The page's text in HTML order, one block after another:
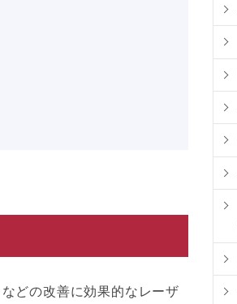
どの改善に効果的なレーザ